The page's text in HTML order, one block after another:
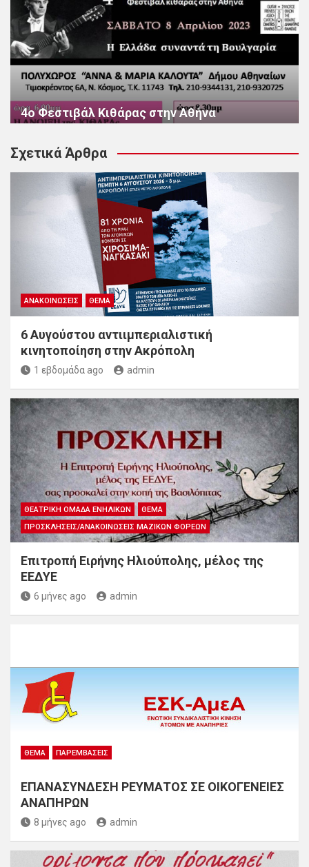
4ο Φεστιβάλ Κιθάρας στην Αθήνα
Σχετικά Άρθρα
ΑΝΑΚΟΙΝΏΣΕΙΣ ΘΈΜΑ
6 Αυγούστου αντιιμπεριαλιστική
κινητοποίηση στην Ακρόπολη
1 εβδομάδα ago admin
ΘΕΑΤΡΙΚΉ ΟΜΆΔΑ ΕΝΗΛΊΚΩΝ
ΘΈΜΑ
ΠΡΟΣΚΛΉΣΕΙΣ/ΑΝΑΚΟΙΝΏΣΕΙΣ ΜΑΖΙΚΏΝ ΦΟΡΈΩΝ
Επιτροπή Ειρήνης Ηλιούπολης, μέλος της
ΕΕΔΥΕ
6 μήνες ago admin
ΘΈΜΑ ΠΑΡΕΜΒΆΣΕΙΣ
ΕΠΑΝΑΣΥΝΔΕΣΗ ΡΕΥΜΑΤΟΣ ΣΕ ΟΙΚΟΓΕΝΕΙΕΣ
ΑΝΑΠΗΡΩΝ
8 μήνες ago admin